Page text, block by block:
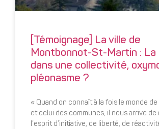
[Témoignage] La ville de
Montbonnot-St-Martin : La
dans une collectivité,
pléonasme ?
« Quand on connaît à la fois le monde de
et celui des communes, il nous arrive
l’esprit d’initiative, de liberté, de